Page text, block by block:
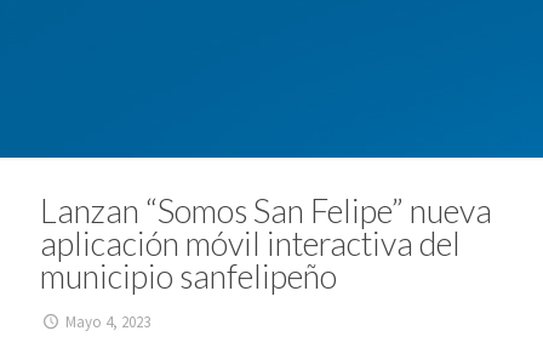
Lanzan “Somos San Felipe” nueva
aplicación móvil interactiva del
municipio sanfelipeño
Mayo 4, 2023